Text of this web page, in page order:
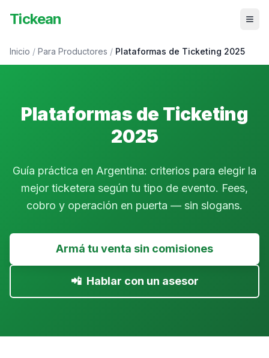
Tickean
Inicio / Para Productores / Plataformas de Ticketing 2025
Plataformas de Ticketing
2025
Guía práctica en Argentina: criterios para elegir la
mejor ticketera según tu tipo de evento. Fees,
cobro y operación en puerta — sin slogans.
Armá tu venta sin comisiones
📲 Hablar con un asesor